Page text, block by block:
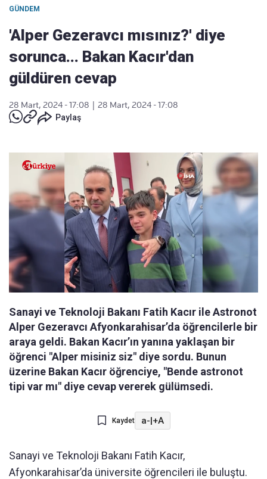
GÜNDEM
'Alper Gezeravcı mısınız?' diye
sorunca... Bakan Kacır'dan
güldüren cevap
28 Mart, 2024 - 17:08
28 Mart, 2024 - 17:08
Paylaş
Sanayi ve Teknoloji Bakanı Fatih Kacır ile Astronot
Alper Gezeravcı Afyonkarahisar’da öğrencilerle bir
araya geldi. Bakan Kacır’ın yanına yaklaşan bir
öğrenci "Alper misiniz siz" diye sordu. Bunun
üzerine Bakan Kacır öğrenciye, "Bende astronot
tipi var mı" diye cevap vererek gülümsedi.
Kaydet a-|+A
Sanayi ve Teknoloji Bakanı Fatih Kacır,
Afyonkarahisar’da üniversite öğrencileri ile buluştu.